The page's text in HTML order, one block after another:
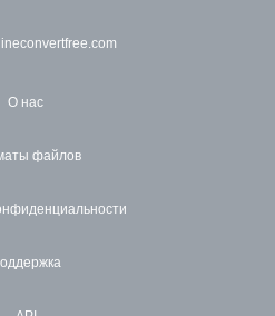
О нас
файлов